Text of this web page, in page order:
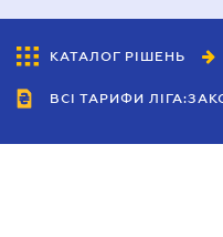
КАТАЛОГ РІШЕНЬ
ВСІ ТАРИФИ